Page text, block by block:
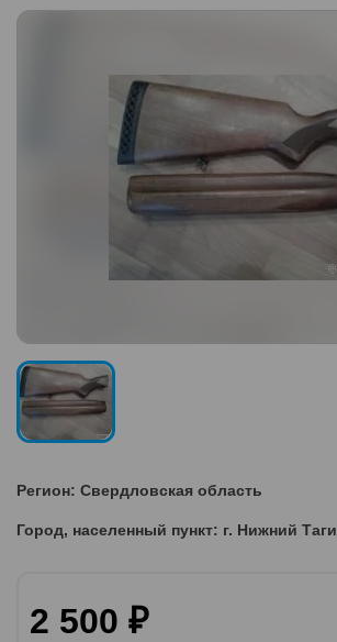
Регион: Свердловская область
Город, населенный пункт: г. Нижний
2 500 ₽